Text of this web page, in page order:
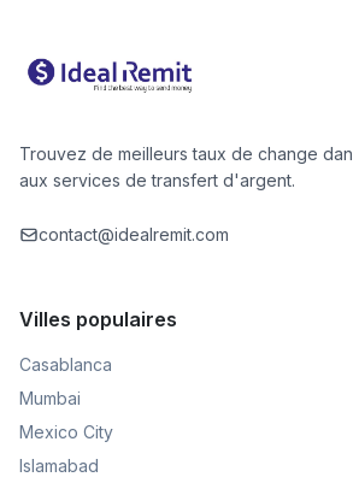
Trouvez de meilleurs taux de change
aux services de transfert d'argent.
contact@idealremit.com
Villes populaires
Casablanca
Mumbai
Mexico City
Islamabad